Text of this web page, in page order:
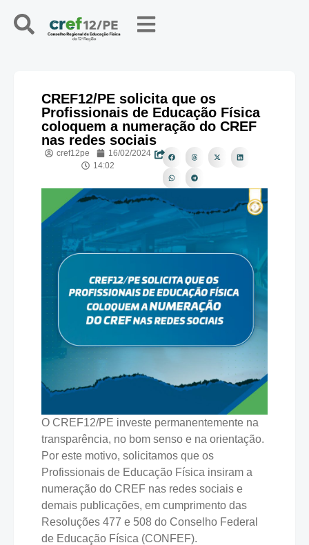
CREF12/PE solicita que os
Profissionais de Educação Física
coloquem a numeração do CREF
nas redes sociais
cref12pe
16/02/2024
14:02
O CREF12/PE investe permanentemente na
transparência, no bom senso e na orientação.
Por este motivo, solicitamos que os
Profissionais de Educação Física insiram a
numeração do CREF nas redes sociais e
demais publicações, em cumprimento das
Resoluções 477 e 508 do Conselho Federal
de Educação Física (CONFEF).